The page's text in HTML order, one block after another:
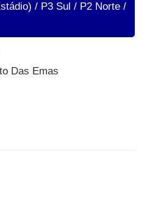
/ P3 Sul / P2 Norte /
Das Emas